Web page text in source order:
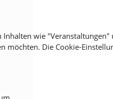
wie
Die Cookie-